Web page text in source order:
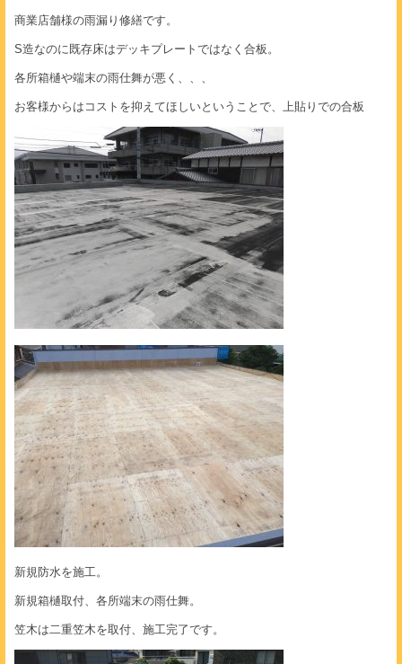
商業店舗様の雨漏り修繕です。
S造なのに既存床はデッキプレートではなく合板。
各所箱樋や端末の雨仕舞が悪く、、、
お客様からはコストを抑えてほしいということで、上貼りでの合板
新規防水を施工。
新規箱樋取付、各所端末の雨仕舞。
笠木は二重笠木を取付、施工完了です。